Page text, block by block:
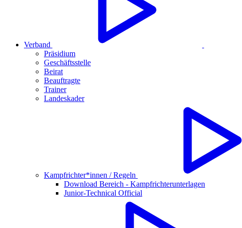
Verband
Präsidium
Geschäftsstelle
Beirat
Beauftragte
Trainer
Landeskader
Kampfrichter*innen / Regeln
Download Bereich - Kampfrichterunterlagen
Junior-Technical Official